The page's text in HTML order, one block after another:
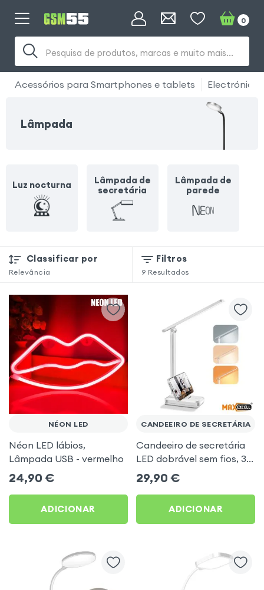
Pesquisa de produtos, marcas e muito mais...
0
Acessórios para Smartphones e tablets Electrónica
Lâmpada
Luz nocturna
Lâmpada de
secretária
Lâmpada de
parede
Classificar por
Relevância
Filtros
9 Resultados
NÉON LED
Néon LED lábios,
Lâmpada USB - vermelho
24,90 €
ADICIONAR
CANDEEIRO DE SECRETÁRIA
Candeeiro de secretária
LED dobrável sem fios, 3
modos de luz com suporte
para telefone – Max
Excell
29,90 €
ADICIONAR